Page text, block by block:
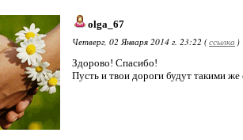
olga_67
Четверг, 02 Января 2014 г. 23:22 (ссылка )
Здорово! Спасибо!
Пусть и твои дороги будут такими